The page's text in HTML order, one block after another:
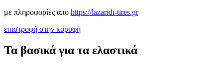
με πληροφορίες απο https://lazaridi-tires.gr
επιστροφή στην κορυφή
Τα βασικά για τα ελαστικά